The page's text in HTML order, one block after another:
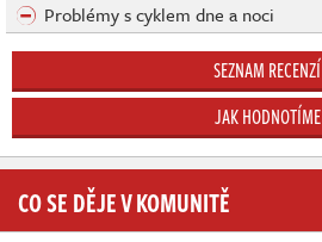
Problémy s cyklem dne a noci
SEZNAM RECENZÍ
JAK HODNOTÍME
CO SE DĚJE V KOMUNITĚ